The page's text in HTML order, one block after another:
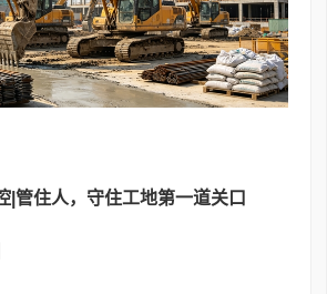
|管住人，守住工地第一道关口